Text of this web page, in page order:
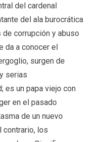
del cardenal
del ala burocrática
corrupción y abuso
da a conocer el
surgen de
serias
es un papa viejo con
en el pasado
de un nuevo
contrario, los